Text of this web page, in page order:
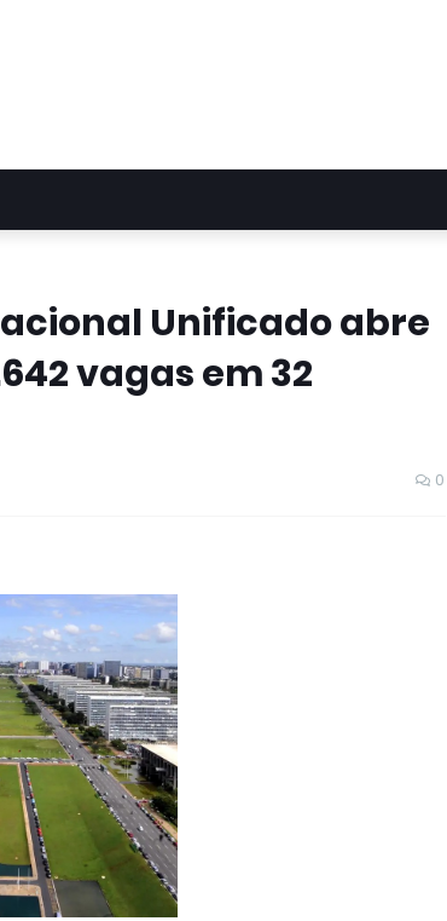
Unificado abre
vagas em 32
0